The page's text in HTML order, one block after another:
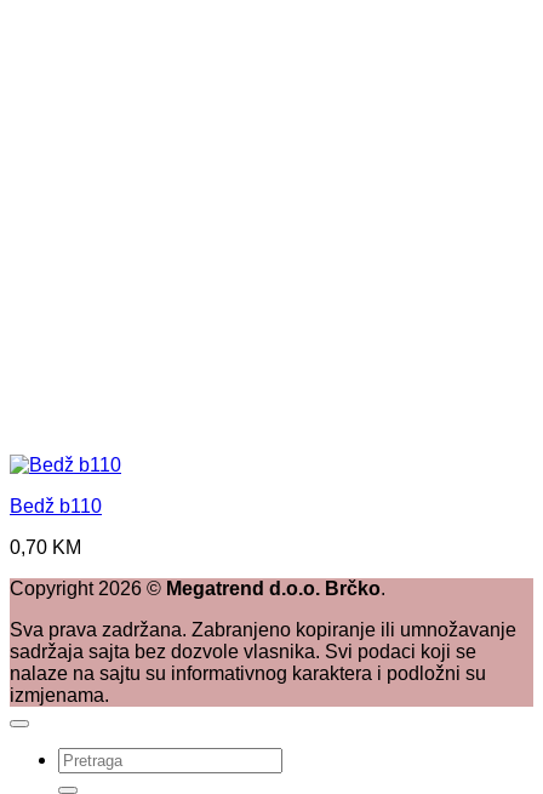
Bedž b110
0,70 KM
Copyright 2026 © Megatrend d.o.o. Brčko.
Sva prava zadržana. Zabranjeno kopiranje ili umnožavanje
sadržaja sajta bez dozvole vlasnika. Svi podaci koji se
nalaze na sajtu su informativnog karaktera i podložni su
izmjenama.
Pretraži: